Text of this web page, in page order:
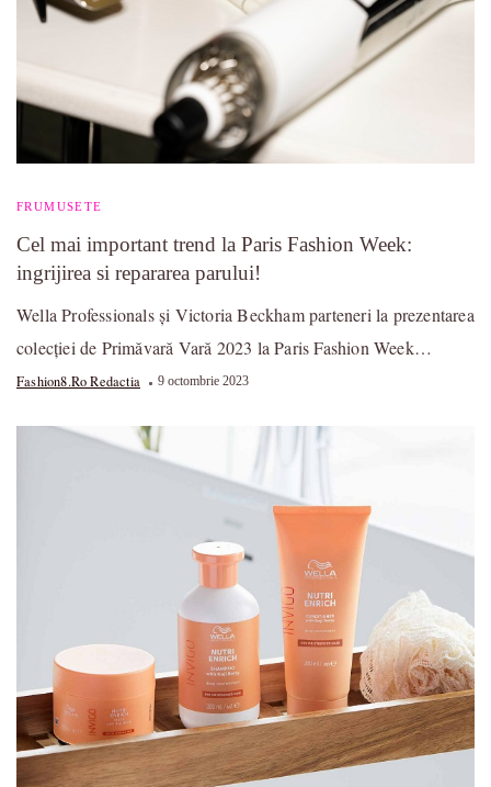
FRUMUSETE
Cel mai important trend la Paris Fashion Week:
ingrijirea si repararea parului!
Wella Professionals și Victoria Beckham parteneri la prezentarea
colecției de Primăvară Vară 2023 la Paris Fashion Week…
Fashion8.ro Redactia 9 octombrie 2023